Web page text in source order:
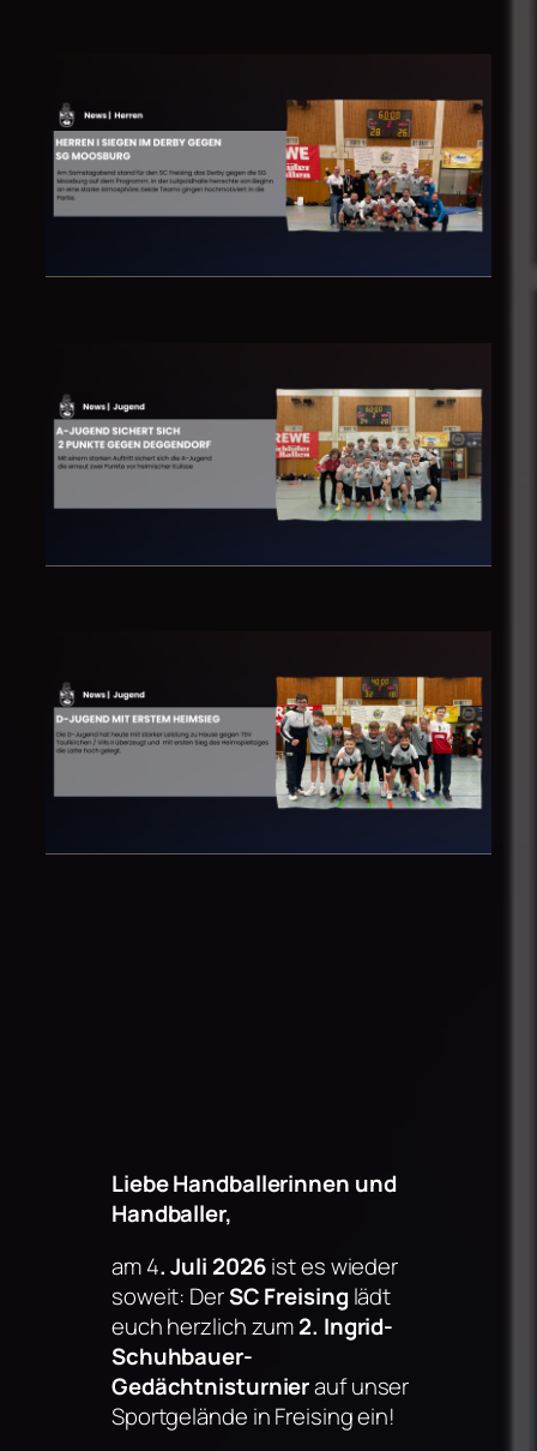
Liebe Handballerinnen und
Handballer,
am 4. Juli 2026ist es wieder
soweit: DerSC Freising lädt
euch herzlich zum2. Ingrid-
Schuhbauer-
Gedächtnisturnierauf unser
Sportgelände in Freising ein!